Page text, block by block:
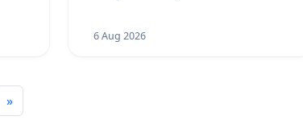
6 Aug 2026
»